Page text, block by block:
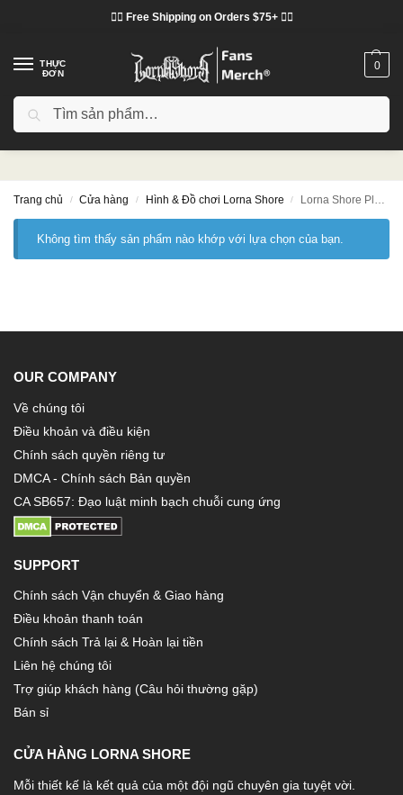
❤️‍🔥 Free Shipping on Orders $75+ ❤️‍🔥
THỰC
ĐƠN
0
Lorna Shore Plushies
Trang chủ / Cửa hàng / Hình & Đồ chơi Lorna Shore / Lorna Shore Plushies
Không tìm thấy sản phẩm nào khớp với lựa chọn của bạn.
OUR COMPANY
Về chúng tôi
Điều khoản và điều kiện
Chính sách quyền riêng tư
DMCA - Chính sách Bản quyền
CA SB657: Đạo luật minh bạch chuỗi cung ứng
SUPPORT
Chính sách Vận chuyển & Giao hàng
Điều khoản thanh toán
Chính sách Trả lại & Hoàn lại tiền
Liên hệ chúng tôi
Trợ giúp khách hàng (Câu hỏi thường gặp)
Bán sỉ
CỬA HÀNG LORNA SHORE
Mỗi thiết kế là kết quả của một đội ngũ chuyên gia tuyệt vời.